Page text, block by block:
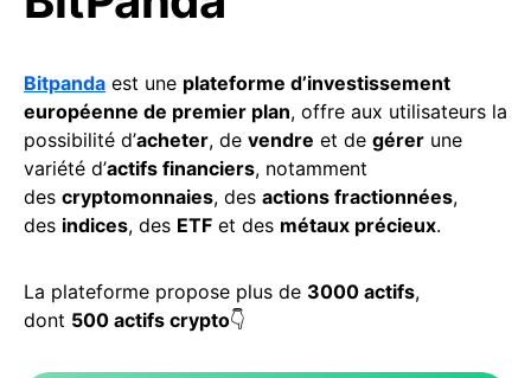
Bitpanda est une plateforme d’investissement
européenne de premier plan, offre aux utilisateurs la
possibilité d’acheter, de vendre et de gérer une
variété d’actifs financiers, notamment
des cryptomonnaies, des actions fractionnées,
des indices, des ETF et des métaux précieux.
La plateforme propose plus de 3000 actifs,
dont 500 actifs crypto👇